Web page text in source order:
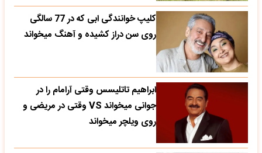
کلیپ خوانندگی ابی که در 77 سالگی
روی سن دراز کشیده و آهنگ میخواند
ابراهیم تاتلیسس وقتی آرامام را در
جوانی میخواند VS وقتی در مریضی و
روی ویلچر میخواند